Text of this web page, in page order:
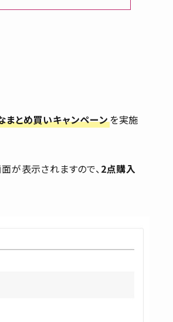
とめ買いキャンペーンを実施
が表示されますので、2点購入